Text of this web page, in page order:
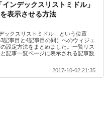
ンデックスリストミドル」
表示させる方法
ックスリストミドル」という位置
3記事目と4記事目の間）へのウィジェ
設定方法をまとめました。一覧リス
と記事一覧ページに表示される記事数
2017-10-02 21:35